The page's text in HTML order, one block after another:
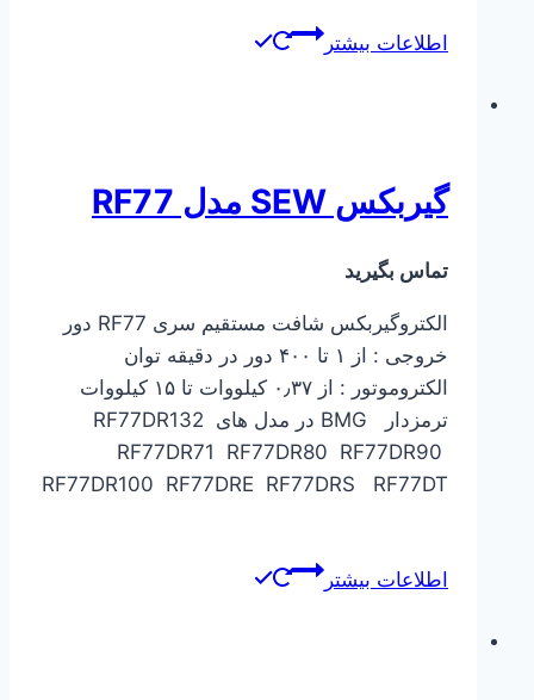
اطلاعات بیشتر
گیربکس SEW مدل RF77
تماس بگیرید
الکتروگیربکس شافت مستقیم سری RF77 دور
خروجی : از ۱ تا ۴۰۰ دور در دقیقه توان
الکتروموتور : از ۰٫۳۷ کیلووات تا ۱۵ کیلووات
ترمزدار BMG در مدل های RF77DR132
RF77DR71 RF77DR80 RF77DR90
RF77DR100 RF77DRE RF77DRS RF77DT
اطلاعات بیشتر